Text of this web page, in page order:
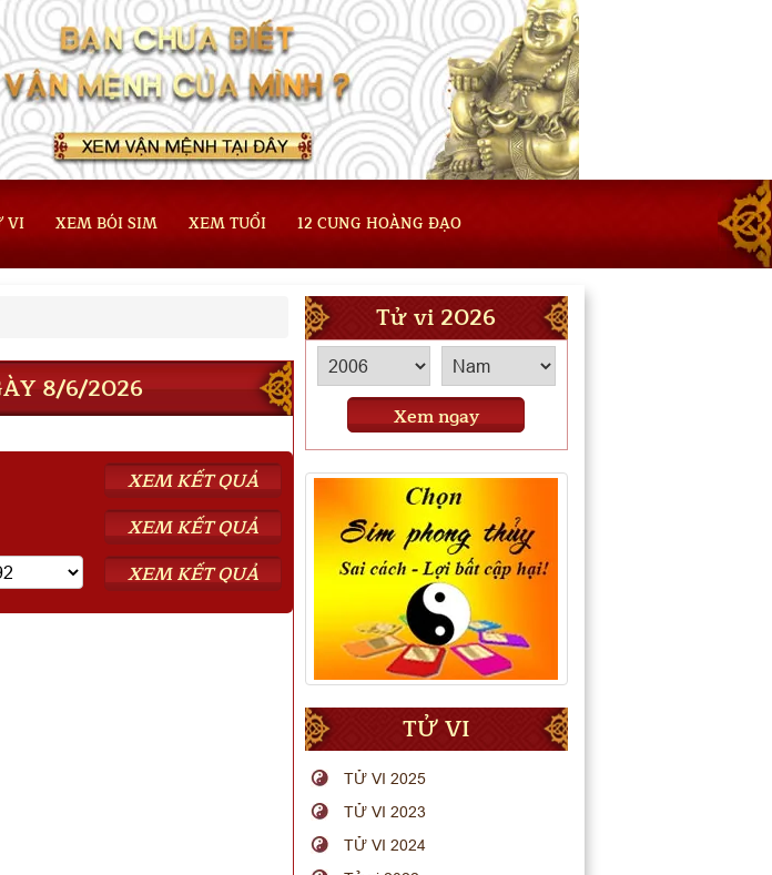
VI XEM BÓI SIM XEM TUỔI 12 CUNG HOÀNG ĐẠO
8/6/2026
XEM KẾT QUẢ
XEM KẾT QUẢ
XEM KẾT QUẢ
Tử vi 2026
Xem ngay
TỬ VI
TỬ VI 2025
TỬ VI 2023
TỬ VI 2024